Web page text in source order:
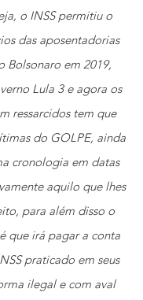
o INSS permitiu o
das aposentadorias
Bolsonaro em 2019,
Lula 3 e agora os
ressarcidos tem que
do GOLPE, ainda
cronologia em datas
aquilo que lhes
para além disso o
que irá pagar a conta
praticado em seus
ilegal e com aval